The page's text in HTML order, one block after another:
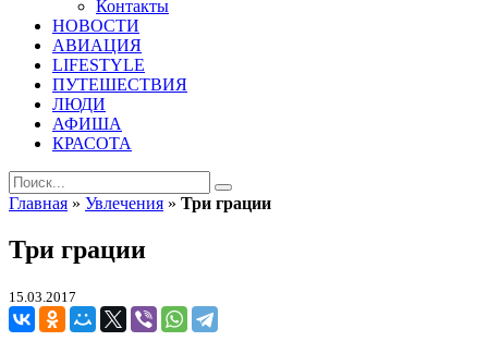
Контакты
НОВОСТИ
АВИАЦИЯ
LIFESTYLE
ПУТЕШЕСТВИЯ
ЛЮДИ
АФИША
КРАСОТА
Главная » Увлечения » Три грации
Три грации
15.03.2017